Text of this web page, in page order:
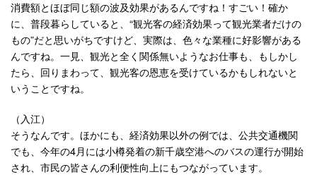
消費額とほぼ同じ額の波及効果があるんですね！すごい！確か
に、普段暮らしていると、“観光客の経済効果って観光業者だけの
もの”だと思いがちですけど、実際は、色々な業種に好影響がある
んですね。一見、観光と全く関係無いようなお仕事も、もしかし
たら、回りまわって、観光客の恩恵を受けているかもしれないと
いうことですね。
（入江）
そうなんです。ほかにも、経済効果以外の例では、公共交通機関
でも、今年の4月には小樽発着の新千歳空港へのバスの運行が開始
され、市民の皆さんの利便性向上にもつながっています。